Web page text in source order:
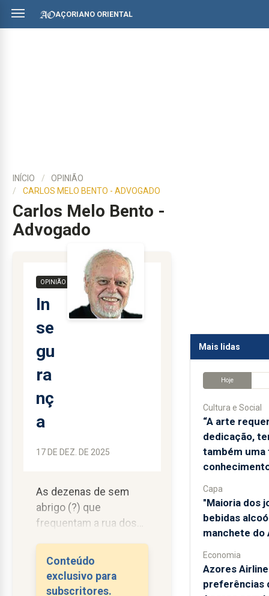
AÇORIANO ORIENTAL
INÍCIO
OPINIÃO
CARLOS MELO BENTO - ADVOGADO
Carlos Melo Bento -
Advogado
OPINIÃO
In
se
gu
ra
nç
a
17 DE DEZ. DE 2025
As dezenas de sem
abrigo (?) que
frequentam a rua dos
gratuitas estão
permanentemente a
criar problemas entre
Conteúdo
exclusivo para
subscritores.
Mais lidas
Hoje
Cultura e Social
“A arte
dedicação,
também uma
Capa
"Maioria dos
bebidas
manchete do
Economia
Azores
preferências